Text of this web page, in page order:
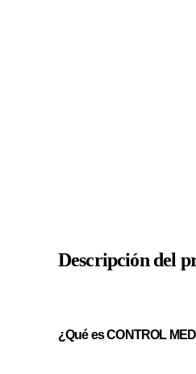
Descripción del
¿Qué es CONTROL